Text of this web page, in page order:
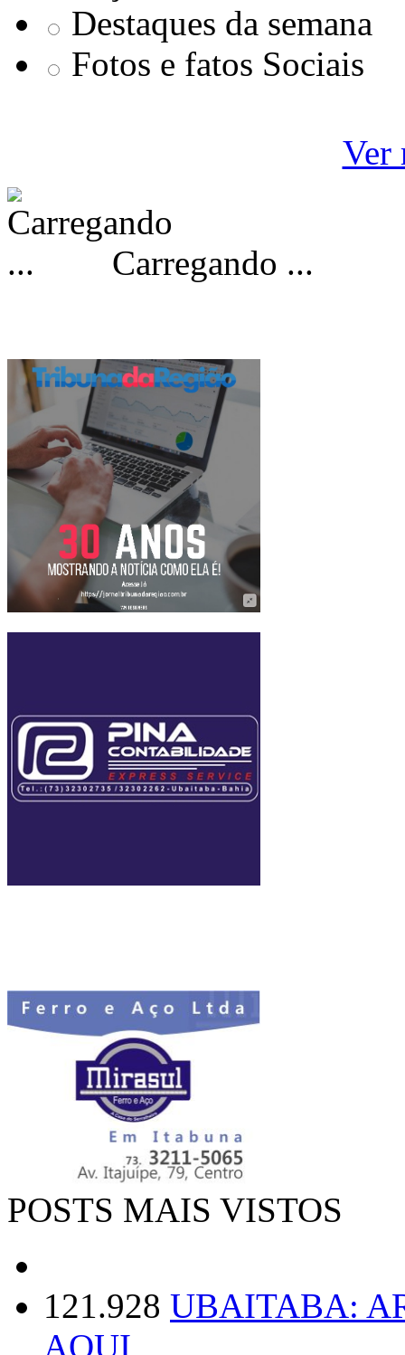
Destaques da semana
Fotos e fatos Sociais
Ver
Carregando ...
POSTS MAIS VISTOS
121.928 UBAITABA:
AQUI